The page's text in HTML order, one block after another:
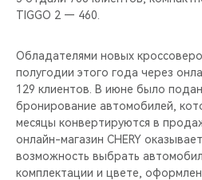
НАШИ МЕРОПРИЯТИЯ
ВИДЕООБЗОРЫ
CHERY ДЛЯ ДЕТЕЙ
TIGGO 2 — 460.
Обладателями новых
полугодии этого года через
129 клиентов. В июне было
бронирование автомобилей,
месяцы конвертируются в
онлайн-магазин CHERY
возможность выбрать
комплектации и цвете,